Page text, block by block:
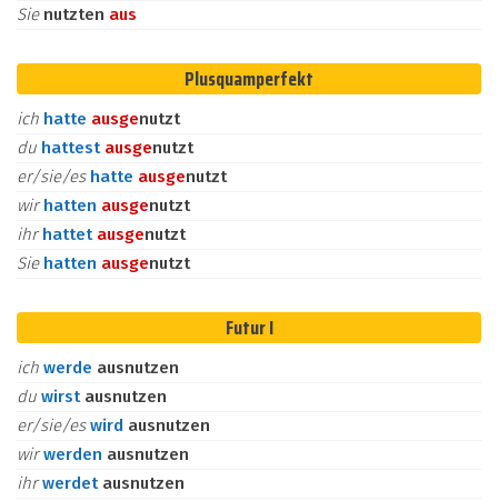
Sie nutzten aus
Plusquamperfekt
ich hatte ausgenutzt
du hattest ausgenutzt
er/sie/es hatte ausgenutzt
wirhatten ausgenutzt
ihrhattet ausgenutzt
Sie hatten ausgenutzt
Futur I
ich werde ausnutzen
du wirst ausnutzen
er/sie/eswird ausnutzen
wirwerden ausnutzen
ihrwerdet ausnutzen